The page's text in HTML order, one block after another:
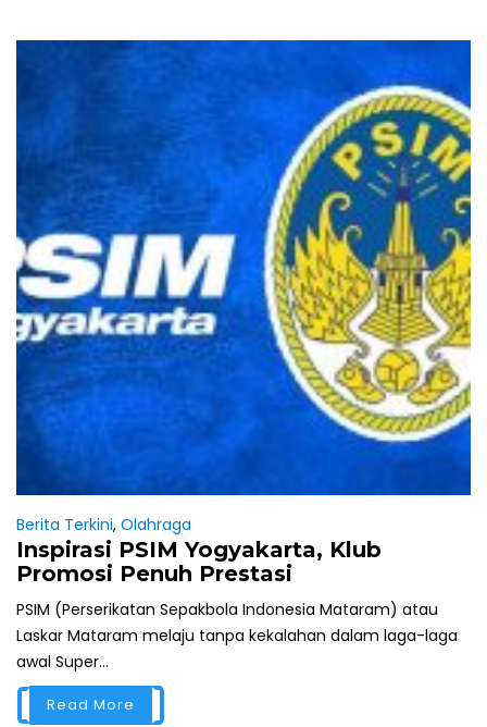
Berita Terkini, Olahraga
Inspirasi PSIM Yogyakarta, Klub
Promosi Penuh Prestasi
PSIM (Perserikatan Sepakbola Indonesia Mataram) atau
Laskar Mataram melaju tanpa kekalahan dalam laga-laga
awal Super...
Read More